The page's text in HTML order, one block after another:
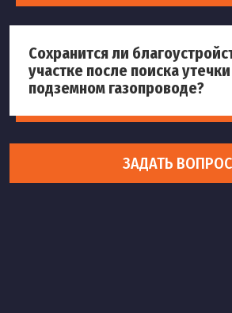
Сохранится ли
участке после поиска утечки
подземном газопроводе?
ЗАДАТЬ ВОПРОС